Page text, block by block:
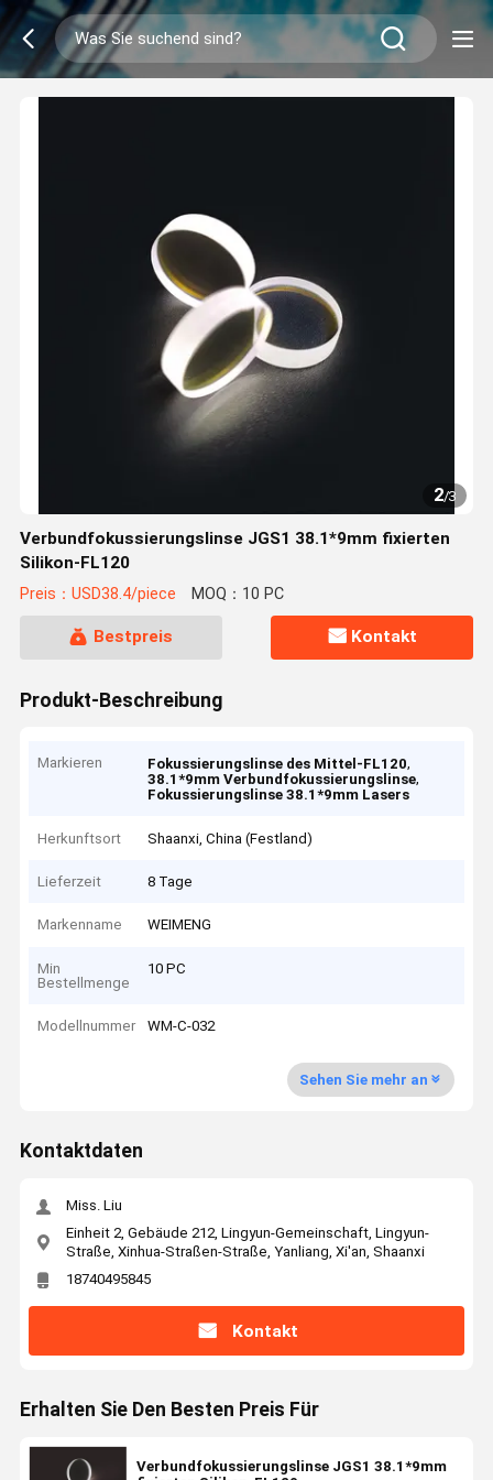
2/3
Verbundfokussierungslinse JGS1 38.1*9mm fixierten
Silikon-FL120
Preis：USD38.4/piece MOQ：10 PC
Bestpreis Kontakt
Produkt-Beschreibung
Markieren Fokussierungslinse des Mittel-FL120,
38.1*9mm Verbundfokussierungslinse,
Fokussierungslinse 38.1*9mm Lasers
Herkunftsort Shaanxi, China (Festland)
Lieferzeit 8 Tage
Markenname WEIMENG
Min
Bestellmenge
10 PC
Modellnummer WM-C-032
Sehen Sie mehr an
Kontaktdaten
Miss. Liu
Einheit 2, Gebäude 212, Lingyun-Gemeinschaft, Lingyun-
Straße, Xinhua-Straßen-Straße, Yanliang, Xi'an, Shaanxi
18740495845
Kontakt
Erhalten Sie Den Besten Preis Für
Verbundfokussierungslinse JGS1 38.1*9mm